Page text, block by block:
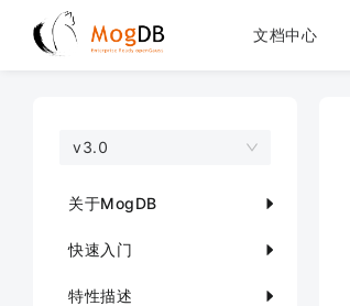
文档中心
v3.0
关于MogDB
快速入门
特性描述